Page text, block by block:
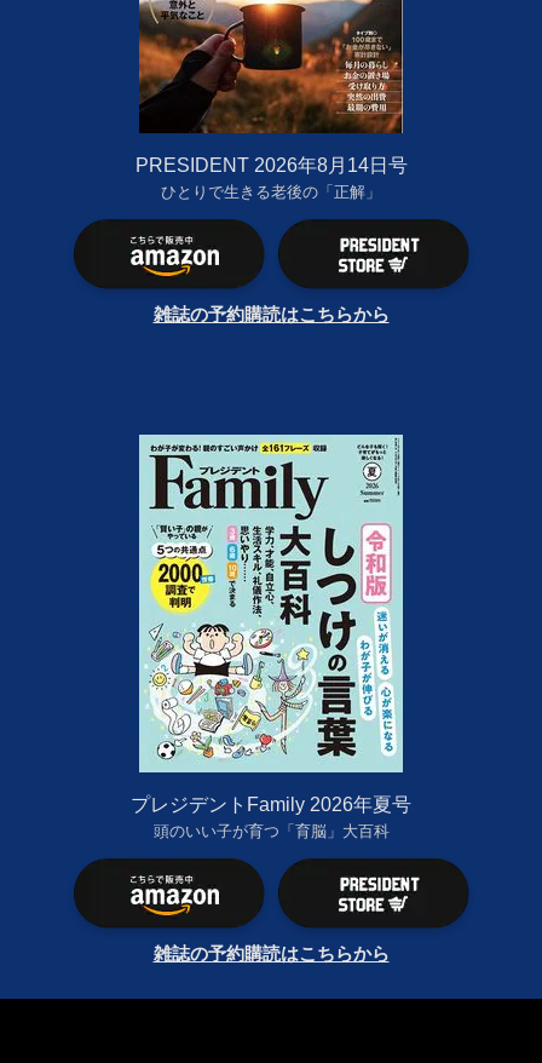
PRESIDENT 2026年8月14日号
ひとりで生きる老後の「正解」
雑誌の予約購読はこちらから
プレジデントFamily 2026年夏号
頭のいい子が育つ「育脳」大百科
雑誌の予約購読はこちらから